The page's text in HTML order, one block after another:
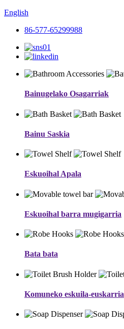
English
86-577-65299988
Bainugelako Osagarriak
Bainu Saskia
Eskuoihal Apala
Eskuoihal barra mugigarria
Bata bata
Komuneko eskuila-euskarria